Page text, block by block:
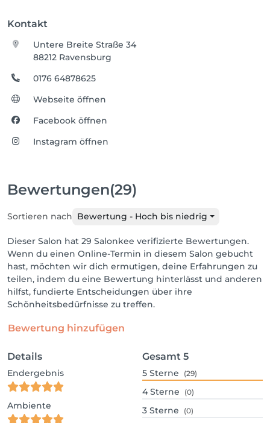
Kontakt
Untere Breite Straße 34
88212 Ravensburg
0176 64878625
Webseite öffnen
Facebook öffnen
Instagram öffnen
Bewertungen(29)
Sortieren nach Bewertung - Hoch bis niedrig
Dieser Salon hat 29 Salonkee verifizierte Bewertungen.
Wenn du einen Online-Termin in diesem Salon gebucht
hast, möchten wir dich ermutigen, deine Erfahrungen zu
teilen, indem du eine Bewertung hinterlässt und anderen
hilfst, fundierte Entscheidungen über ihre
Schönheitsbedürfnisse zu treffen.
Bewertung hinzufügen
Details
Endergebnis
Ambiente
Gesamt 5
5 Sterne (29)
4 Sterne (0)
3 Sterne (0)